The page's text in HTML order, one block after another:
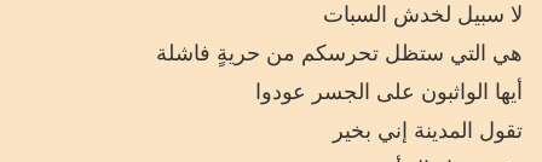
لا سبيل لخدش السبات
هي التي ستظل تحرسكم من حريةٍ فاشلة
أيها الواثبون على الجسر عودوا
تقول المدينة إني بخير